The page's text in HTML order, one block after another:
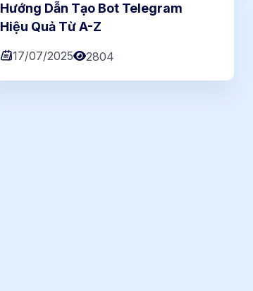
Hướng Dẫn Tạo Bot Telegram
Hiệu Quả Từ A-Z
17/07/2025 2804